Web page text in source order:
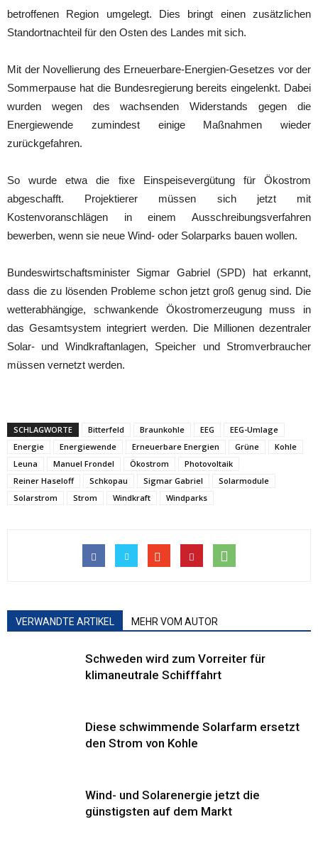
betroffenen Region umgelegt. Dies bringt einen zusätzlichen
Standortnachteil für den Osten des Landes mit sich.
Mit der Novellierung des Erneuerbare-Energien-Gesetzes vor der
Sommerpause hat die Bundesregierung bereits eingelenkt. Dabei
wurden wegen des wachsenden Widerstands gegen die
Energiewende zumindest einige Maßnahmen wieder
zurückgefahren.
So wurde etwa die fixe Einspeisevergütung für Ökostrom
abgeschafft. Projektierer müssen sich jetzt mit
Kostenvoranschlägen in einem Ausschreibungsverfahren
bewerben, wenn sie neue Wind- oder Solarparks bauen wollen.
Bundeswirtschaftsminister Sigmar Gabriel (SPD) hat erkannt,
dass die zu lösenden Probleme schon jetzt groß genug sind. Die
wetterabhängige, schwankende Ökostromerzeugung muss in
das Gesamtsystem integriert werden. Die Millionen dezentraler
Solar- und Windkraftanlagen, Speicher und Stromverbraucher
müssen vernetzt werden.
SCHLAGWORTE Bitterfeld Braunkohle EEG
EEG-Umlage
Energie
Energiewende Erneuerbare Energien Grüne
Kohle
Leuna
Manuel Frondel Ökostrom
Photovoltaik
Reiner Haseloff
Schkopau Sigmar Gabriel
Solarmodule
Solarstrom
Strom Windkraft Windparks
VERWANDTE ARTIKEL MEHR VOM AUTOR
Schweden wird zum Vorreiter für
klimaneutrale Schifffahrt
Diese schwimmende Solarfarm ersetzt
den Strom von Kohle
Wind- und Solarenergie jetzt die
günstigsten auf dem Markt